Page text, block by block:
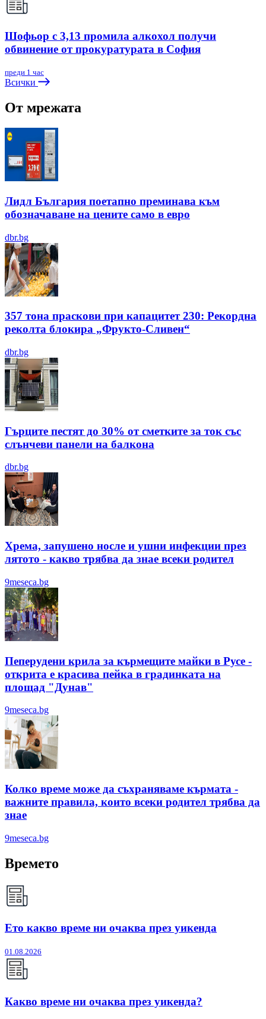
Шофьор с 3,13 промила алкохол получи
обвинение от прокуратурата в София
преди 1 час
Всички
От мрежата
Лидл България поетапно преминава към
обозначаване на цените само в евро
dbr.bg
357 тона праскови при капацитет 230: Рекордна
реколта блокира „Фрукто-Сливен“
dbr.bg
Гърците пестят до 30% от сметките за ток със
слънчеви панели на балкона
dbr.bg
Хрема, запушено носле и ушни инфекции през
лятотo - какво трябва да знае всеки родител
9meseca.bg
Пеперудени крила за кърмещите майки в Русе -
открита е красива пейка в градинката на
площад "Дунав"
9meseca.bg
Колко време може да съхраняваме кърмата -
важните правила, които всеки родител трябва да
знае
9meseca.bg
Времето
Ето какво време ни очаква през уикенда
01.08.2026
Какво време ни очаква през уикенда?